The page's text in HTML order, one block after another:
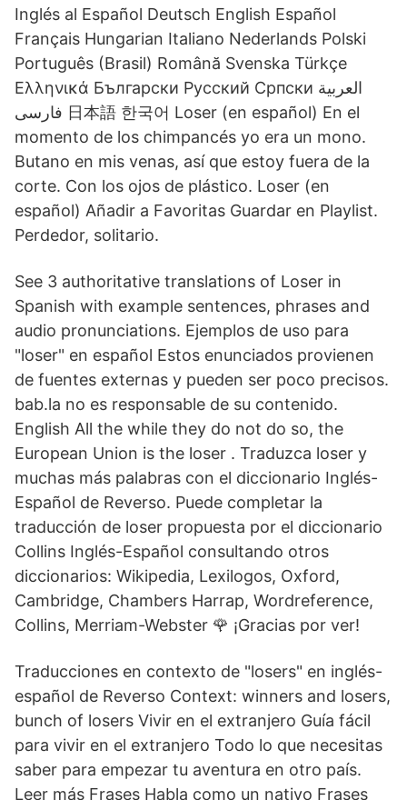
Inglés al Español Deutsch English Español
Français Hungarian Italiano Nederlands Polski
Português (Brasil) Română Svenska Türkçe
Ελληνικά Български Русский Српски العربية
فارسی 日本語 한국어 Loser (en español) En el
momento de los chimpancés yo era un mono.
Butano en mis venas, así que estoy fuera de la
corte. Con los ojos de plástico. Loser (en
español) Añadir a Favoritas Guardar en Playlist.
Perdedor, solitario.
See 3 authoritative translations of Loser in
Spanish with example sentences, phrases and
audio pronunciations. Ejemplos de uso para
"loser" en español Estos enunciados provienen
de fuentes externas y pueden ser poco precisos.
bab.la no es responsable de su contenido.
English All the while they do not do so, the
European Union is the loser . Traduzca loser y
muchas más palabras con el diccionario Inglés-
Español de Reverso. Puede completar la
traducción de loser propuesta por el diccionario
Collins Inglés-Español consultando otros
diccionarios: Wikipedia, Lexilogos, Oxford,
Cambridge, Chambers Harrap, Wordreference,
Collins, Merriam-Webster 🌹 ¡Gracias por ver!
Traducciones en contexto de "losers" en inglés-
español de Reverso Context: winners and losers,
bunch of losers Vivir en el extranjero Guía fácil
para vivir en el extranjero Todo lo que necesitas
saber para empezar tu aventura en otro país.
Leer más Frases Habla como un nativo Frases